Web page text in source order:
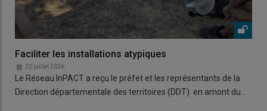
Faciliter les installations atypiques
20 juillet 2026
Le Réseau InPACT a reçu le préfet et les représentants de la
Direction départementale des territoires (DDT) en amont du…